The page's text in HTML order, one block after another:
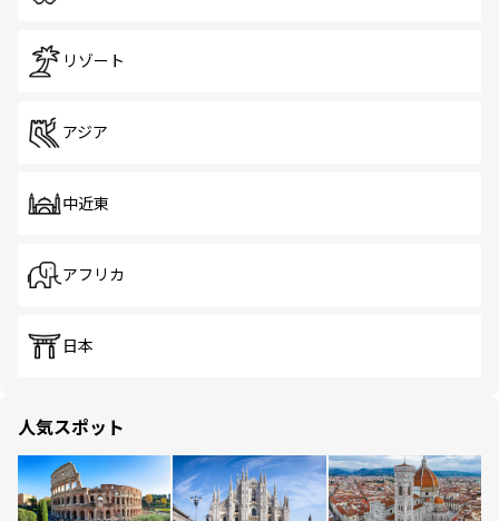
リゾート
アジア
中近東
アフリカ
日本
人気スポット